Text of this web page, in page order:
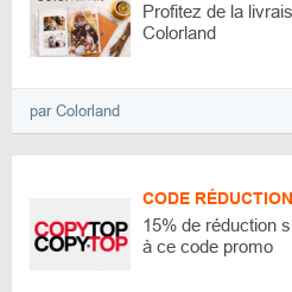
Profitez de la
Colorland
par Colorland
CODE RÉDUCTION
15% de réduction
à ce code promo